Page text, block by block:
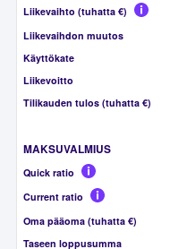
Liikevaihto (tuhatta €)
Liikevaihdon muutos
Käyttökate
Liikevoitto
Tilikauden tulos (tuhatta €)
MAKSUVALMIUS
Quick ratio
Current ratio
Oma pääoma (tuhatta €)
Taseen loppusumma